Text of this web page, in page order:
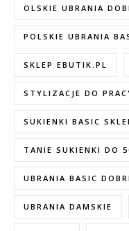
OLSKIE UBRANIA
POLSKIE UBRANIA
SKLEP EBUTIK.PL
STYLIZACJE DO
SUKIENKI BASIC
TANIE SUKIENKI DO
UBRANIA BASIC
UBRANIA DAMSKIE